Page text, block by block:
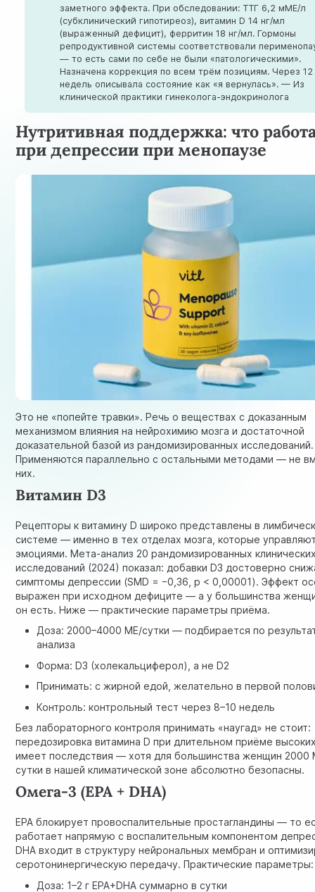
заметного эффекта. При обследовании: ТТГ 6,2 мМЕ/л
(субклинический гипотиреоз), витамин D 14 нг/мл
(выраженный дефицит), ферритин 18 нг/мл. Гормоны
репродуктивной системы соответствовали
— то есть сами по себе не были «патологическими».
Назначена коррекция по всем трём позициям. Через 12
недель описывала состояние как «я вернулась».— Из
клинической практики гинеколога-эндокринолога
Нутритивная поддержка: что
при депрессии при менопаузе
Это не «попейте травки». Речь о веществах с доказанным
механизмом влияния на нейрохимию мозга и достаточной
доказательной базой из рандомизированных исследований.
Применяются параллельно с остальными методами — не
них.
Витамин D3
Рецепторы к витамину D широко представлены в
системе — именно в тех отделах мозга, которые
эмоциями. Мета-анализ 20 рандомизированных
исследований (2024) показал: добавки D3 достоверно
симптомы депрессии (SMD = −0,36, p < 0,00001). Эффект
выражен при исходном дефиците — а у большинства
он есть. Ниже — практические параметры приёма.
Доза: 2000–4000 МЕ/сутки — подбирается по
анализа
Форма: D3 (холекальциферол), а не D2
Принимать: с жирной едой, желательно в первой
Контроль: контрольный тест через 8–10 недель
Без лабораторного контроля принимать «наугад» не стоит:
передозировка витамина D при длительном приёме
имеет последствия — хотя для большинства женщин 2000
сутки в нашей климатической зоне абсолютно безопасны.
Омега-3 (EPA + DHA)
EPA блокирует провоспалительные простагландины — то
работает напрямую с воспалительным компонентом
DHA входит в структуру нейрональных мембран и
серотонинергическую передачу. Практические параметры:
Доза: 1–2 г EPA+DHA суммарно в сутки